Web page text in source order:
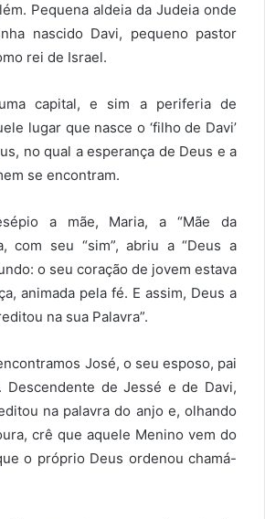
Pequena aldeia da Judeia onde
nascido Davi, pequeno pastor
rei de Israel.
capital, e sim a periferia de
lugar que nasce o ‘filho de Davi’
no qual a esperança de Deus e a
se encontram.
a mãe, Maria, a “Mãe da
com seu “sim”, abriu a “Deus a
o seu coração de jovem estava
animada pela fé. E assim, Deus a
na sua Palavra”.
José, o seu esposo, pai
Descendente de Jessé e de Davi,
na palavra do anjo e, olhando
crê que aquele Menino vem do
o próprio Deus ordenou chamá-